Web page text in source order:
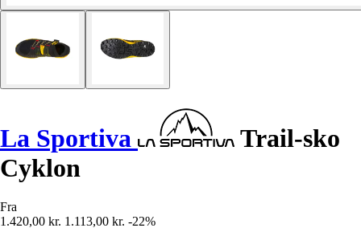
La Sportiva
Trail-sko
Cyklon
Fra
1.420,00 kr. 1.113,00 kr. -22%